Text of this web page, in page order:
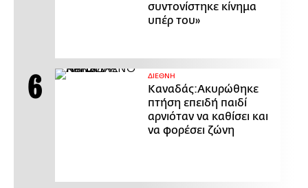
συντονίστηκε κίνημα
υπέρ του»
ΔΙΕΘΝΗ
Καναδάς:Ακυρώθηκε
πτήση επειδή παιδί
αρνιόταν να καθίσει και
να φορέσει ζώνη